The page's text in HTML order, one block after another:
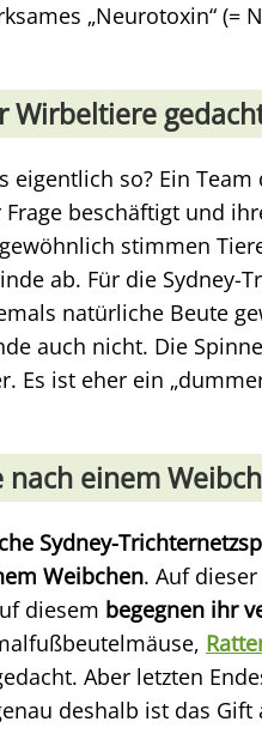
„Neurotoxin“ (=
Wirbeltiere
eigentlich so? Ein
beschäftigt und
stimmen
ab. Für die
natürliche Beute
auch nicht. Die
Es ist eher ein
nach einem
Sydney-
Weibchen. Auf
diesem begegnen ihr
Aber letzten
deshalb ist das